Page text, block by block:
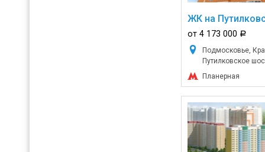
ЖК на
от 4 173 000 a
Подмосковье,
Путилковское
Планерная